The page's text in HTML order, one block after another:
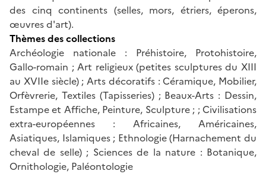
des cinq continents (selles, mors, étriers, éperons,
œuvres d'art).
Thèmes des collections
Archéologie nationale : Préhistoire, Protohistoire,
Gallo-romain ; Art religieux (petites sculptures du XIII
au XVIIe siècle) ; Arts décoratifs : Céramique, Mobilier,
Orfèvrerie, Textiles (Tapisseries) ; Beaux-Arts : Dessin,
Estampe et Affiche, Peinture, Sculpture ; ; Civilisations
extra-européennes : Africaines, Américaines,
Asiatiques, Islamiques ; Ethnologie (Harnachement du
cheval de selle) ; Sciences de la nature : Botanique,
Ornithologie, Paléontologie